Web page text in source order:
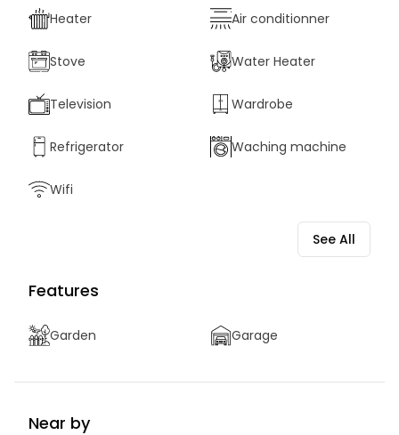
Heater Air conditionner
Stove Water Heater
Television Wardrobe
Refrigerator Waching machine
Wifi
See All
Features
Garden Garage
Near by